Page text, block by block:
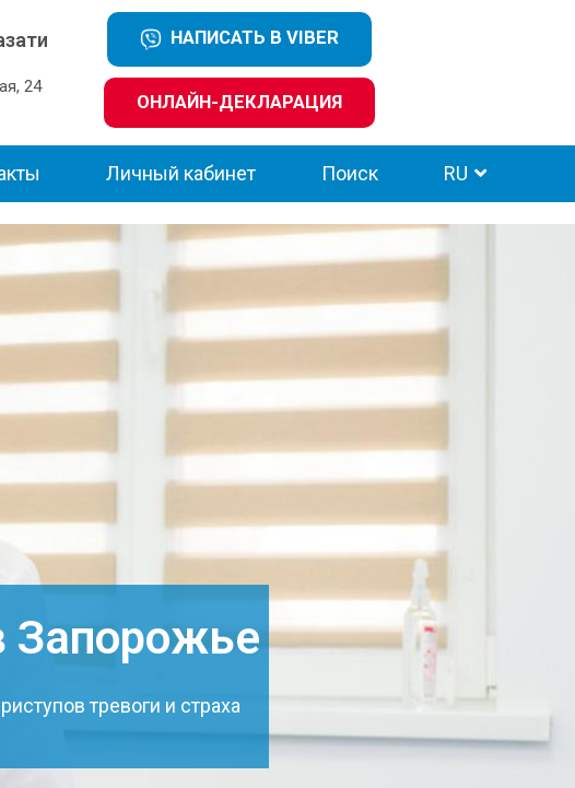
24
НАПИСАТЬ В VIBER
ОНЛАЙН-ДЕКЛАРАЦИЯ
Личный кабинет Поиск RU
Запорожье
тревоги и страха